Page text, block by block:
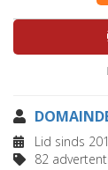
Lid sinds
82